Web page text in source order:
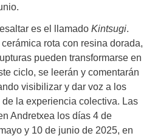
es el llamado Kintsugi.
rota con resina dorada,
pueden transformarse en
ciclo, se leerán y comentarán
visibilizar y dar voz a los
la experiencia colectiva. Las
Andretxea los días 4 de
y 10 de junio de 2025, en